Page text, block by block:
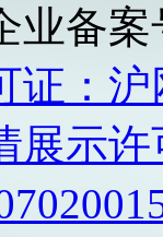
备案
证：
展示许